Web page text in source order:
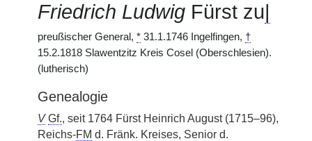
Friedrich Ludwig Fürst zu|
preußischer General, * 31.1.1746 Ingelfingen, †
15.2.1818 Slawentzitz Kreis Cosel (Oberschlesien).
(lutherisch)
Genealogie
V Gf., seit 1764 Fürst Heinrich August (1715–96),
Reichs-FM d. Fränk. Kreises, Senior d.